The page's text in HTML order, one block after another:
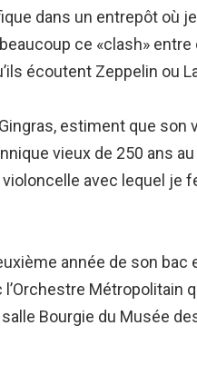
dans un entrepôt où
ce «clash»
écoutent Zeppelin ou
estiment que
vieux de 250 ans
violoncelle avec lequel
année de son bac
Bourgie du Musée